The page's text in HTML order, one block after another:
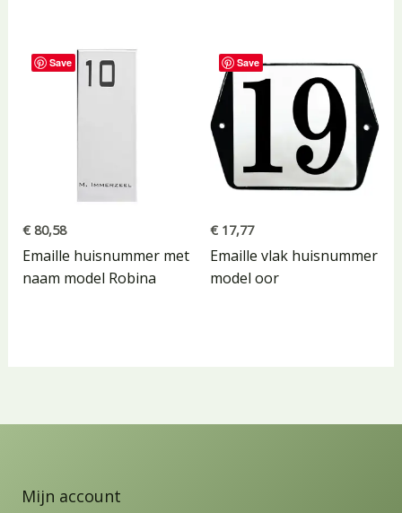
Save
€80,58
Emaille huisnummer met
naam model Robina
Save
€ 17,77
Emaille vlak huisnummer
model oor
Mijn account